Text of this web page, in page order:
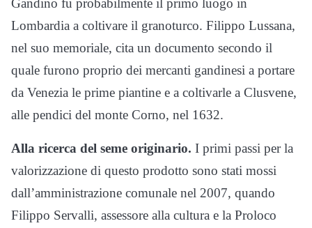
Gandino fu probabilmente il primo luogo in
Lombardia a coltivare il granoturco. Filippo Lussana,
nel suo memoriale, cita un documento secondo il
quale furono proprio dei mercanti gandinesi a portare
da Venezia le prime piantine e a coltivarle a Clusvene,
alle pendici del monte Corno, nel 1632.
Alla ricerca del seme originario. I primi passi per la
valorizzazione di questo prodotto sono stati mossi
dall’amministrazione comunale nel 2007, quando
Filippo Servalli, assessore alla cultura e la Proloco